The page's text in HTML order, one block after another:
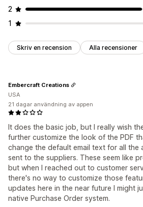
2
1
Skriv en recension Alla recensioner
It does the basic job, but I really wish
further customize the look of the PDF
change the default email text for all the
sent to the suppliers. These seem like
but when I reached out to customer
there's no way to customize those
updates here in the near future I might
native Purchase Order system.
Embercraft Creations
USA
21 dagar användning av appen